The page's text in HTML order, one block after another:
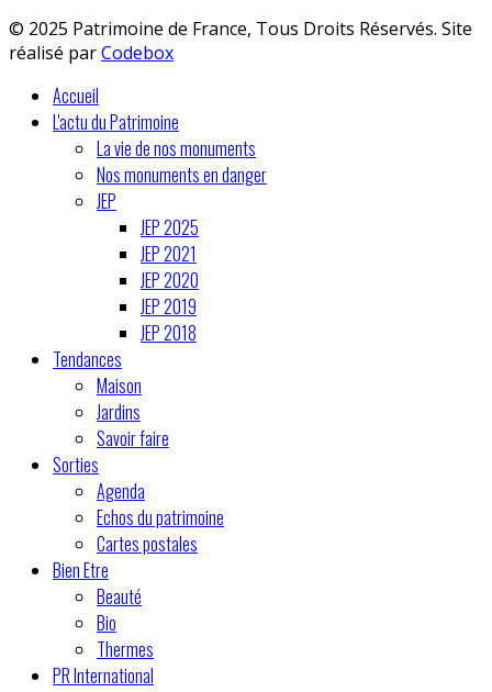
© 2025 Patrimoine de France, Tous Droits Réservés. Site
réalisé parCodebox
Accueil
L'actu du Patrimoine
La vie de nos monuments
Nos monuments en danger
JEP
JEP 2025
JEP 2021
JEP 2020
JEP 2019
JEP 2018
Tendances
Maison
Jardins
Savoir faire
Sorties
Agenda
Echos du patrimoine
Cartes postales
Bien Etre
Beauté
Bio
Thermes
PR International